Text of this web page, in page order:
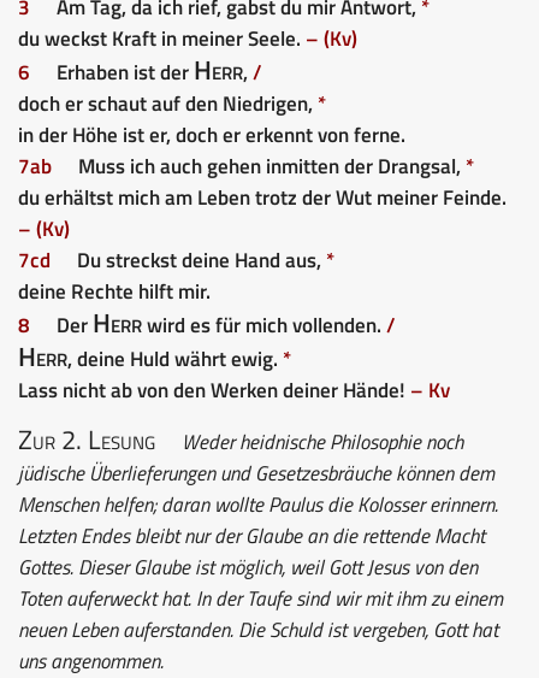
3 Am Tag, da ich rief, gabst du mir Antwort, *
du weckst Kraft in meiner Seele. – (Kv)
6
Erhaben ist derHerr,/
doch er schaut auf den Niedrigen, *
in der Höhe ist er, doch er erkennt von ferne.
7ab
Muss ich auch gehen inmitten der Drangsal, *
du erhältst mich am Leben trotz der Wut meiner Feinde.
– (Kv)
7cd
Du streckst deine Hand aus, *
deine Rechte hilft mir.
8
DerHerrwird es für mich vollenden./
Herr, deine Huld währt ewig. *
Lass nicht ab von den Werken deiner Hände! – Kv
Zur 2. Lesung
Weder heidnische Philosophie noch
jüdische Überlieferungen und Gesetzesbräuche können dem
Menschen helfen; daran wollte Paulus die Kolosser erinnern.
Letzten Endes bleibt nur der Glaube an die rettende Macht
Gottes. Dieser Glaube ist möglich, weil Gott Jesus von den
Toten auferweckt hat. In der Taufe sind wir mit ihm zu einem
neuen Leben auferstanden. Die Schuld ist vergeben, Gott hat
uns angenommen.